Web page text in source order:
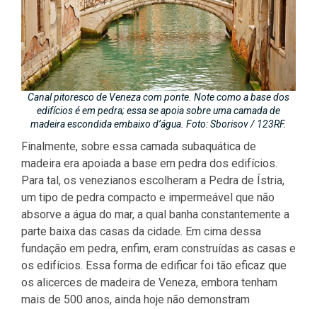
Canal pitoresco de Veneza com ponte. Note como a base dos
edifícios é em pedra; essa se apoia sobre uma camada de
madeira escondida embaixo d’água. Foto: Sborisov / 123RF.
Finalmente, sobre essa camada subaquática de
madeira era apoiada a base em pedra dos edifícios.
Para tal, os venezianos escolheram a Pedra de Ístria,
um tipo de pedra compacto e impermeável que não
absorve a água do mar, a qual banha constantemente a
parte baixa das casas da cidade. Em cima dessa
fundação em pedra, enfim, eram construídas as casas e
os edifícios. Essa forma de edificar foi tão eficaz que
os alicerces de madeira de Veneza, embora tenham
mais de 500 anos, ainda hoje não demonstram